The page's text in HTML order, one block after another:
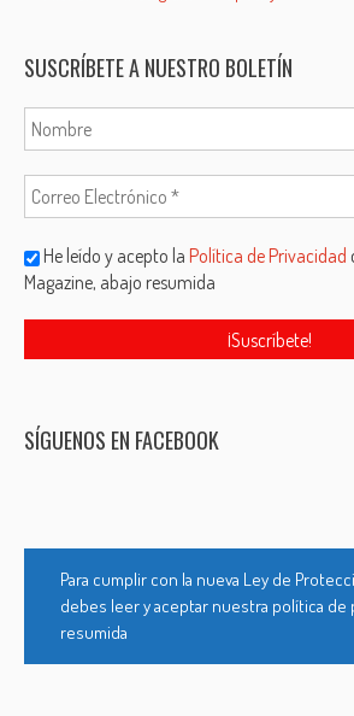
SUSCRÍBETE A NUESTRO BOLETÍN
He leído y acepto laPolítica de Privacidad
Magazine, abajo resumida
SÍGUENOS EN FACEBOOK
Para cumplir con la nueva Ley de
debes leer y aceptar nuestra política de
resumida